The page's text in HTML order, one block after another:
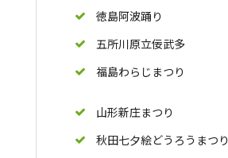
徳島阿波踊り
五所川原立佞武多
福島わらじまつり
山形新庄まつり
秋田七夕絵どうろうまつり